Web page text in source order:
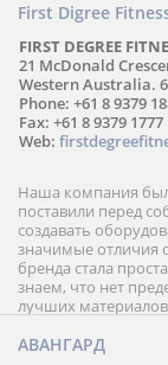
First Digree
FIRST DEGREE
21 McDonald
Western Australia.
Phone: +61 8 9379
Fax: +61 8 9379 1777
Web:
Наша компания
поставили перед
создавать
значимые отличия
бренда стала
знаем, что нет
лучших
АВАНГАРД